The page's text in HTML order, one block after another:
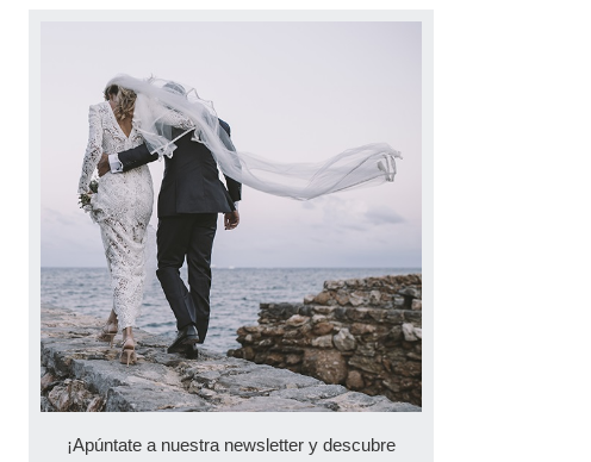
¡Apúntate a nuestra newsletter y descubre